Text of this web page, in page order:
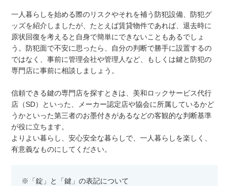
一人暮らしを始める際のリスクやそれを補う防犯設備、防犯グ
ッズを紹介しましたが、たとえば賃貸物件であれば、退去時に
原状回復を考えると自身で簡単にできないこともあるでしょ
う。防犯面で不安に思ったら、自分の判断で勝手に設置するの
ではなく、事前に管理会社や管理人など、もしくは鍵と防犯の
専門店に事前に相談しましょう。
信頼できる鍵の専門店を探すときは、美和ロックサービス代行
店（SD）といった、メーカー認定店や協会に所属しているかど
うかといった第三者のお墨付きがあるなどの客観的な判断基準
が役に立ちます。
よりよい暮らし、安心安全な暮らしで、一人暮らしを楽しく、
有意義なものにしてください。
※「錠」と「鍵」の表記について